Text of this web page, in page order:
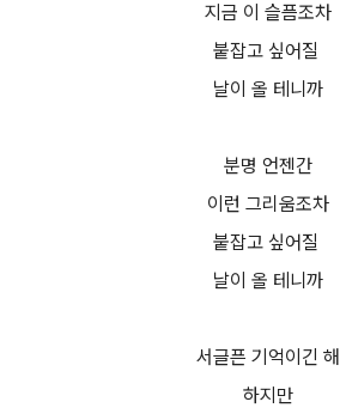
지금 이 슬픔조차
붙잡고 싶어질
날이 올 테니까
분명 언젠간
이런 그리움조차
붙잡고 싶어질
날이 올 테니까
서글픈 기억이긴 해
하지만